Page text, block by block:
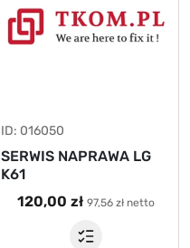
ID: 016050
SERWIS NAPRAWA LG
K61
120,00 zł 97,56 zł netto